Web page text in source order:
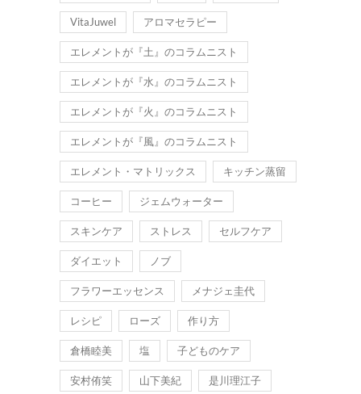
VitaJuwel アロマセラピー
エレメントが『土』のコラムニスト
エレメントが『水』のコラムニスト
エレメントが『火』のコラムニスト
エレメントが『風』のコラムニスト
エレメント・マトリックス キッチン蒸留
コーヒー ジェムウォーター
スキンケア ストレス セルフケア
ダイエット ノブ
フラワーエッセンス メナジェ圭代
レシピ ローズ 作り方
倉橋睦美 塩 子どものケア
安村侑笑 山下美紀 是川理江子